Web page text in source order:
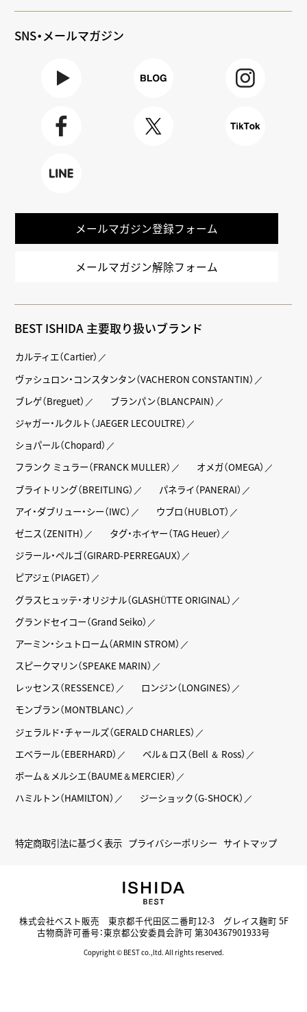
SNS・メールマガジン
メールマガジン登録フォーム
メールマガジン解除フォーム
BEST ISHIDA 主要取り扱いブランド
カルティエ（Cartier）
ヴァシュロン・コンスタンタン（VACHERON CONSTANTIN）
ブレゲ（Breguet）
ブランパン（BLANCPAIN）
ジャガー・ルクルト（JAEGER LECOULTRE）
ショパール（Chopard）
フランク ミュラー（FRANCK MULLER）
オメガ（OMEGA）
ブライトリング（BREITLING）
パネライ（PANERAI）
アイ・ダブリュー・シー（IWC）
ウブロ（HUBLOT）
ゼニス（ZENITH）
タグ・ホイヤー（TAG Heuer）
ジラール・ペルゴ（GIRARD-PERREGAUX）
ピアジェ（PIAGET）
グラスヒュッテ・オリジナル（GLASHÜTTE ORIGINAL）
グランドセイコー（Grand Seiko）
アーミン・シュトローム（ARMIN STROM）
スピークマリン（SPEAKE MARIN）
レッセンス（RESSENCE）
ロンジン（LONGINES）
モンブラン（MONTBLANC）
ジェラルド・チャールズ（GERALD CHARLES）
エベラール（EBERHARD）
ベル＆ロス（Bell ＆ Ross）
ボーム＆メルシエ（BAUME＆MERCIER）
ハミルトン（HAMILTON）
ジーショック（G-SHOCK）
特定商取引法に基づく表示 プライバシーポリシー サイトマップ
株式会社ベスト販売 東京都千代田区二番町12-3 グレイス麹町 5F
古物商許可番号：東京都公安委員会許可 第304367901933号
Copyright © BEST co.,ltd. All rights reserved.